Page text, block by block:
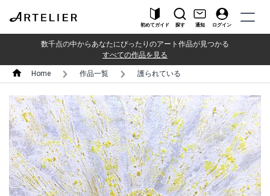
初めてガイド 探す 通知 ログイン
数千点の中からあなたにぴったりのアート作品が見つかる
すべての作品を見る
Home 作品一覧 護られている